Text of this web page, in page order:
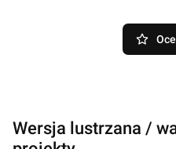
Wersja lustrzana /